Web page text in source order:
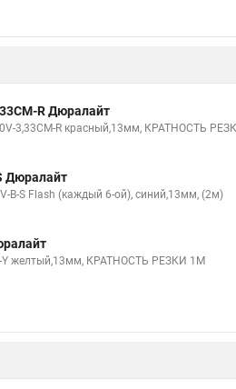
R Дюралайт
3,33СМ-R красный,13мм, КРАТНОСТЬ
Дюралайт
B-S Flash (каждый 6-ой), синий,13мм, (2м)
Y желтый,13мм, КРАТНОСТЬ РЕЗКИ 1М